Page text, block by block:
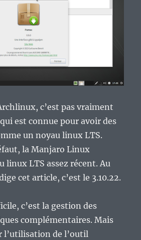
c’est pas vraiment
est connue pour avoir des
un noyau linux LTS.
la Manjaro Linux
linux LTS assez récent. Au
cet article, c’est le 3.10.22.
c’est la gestion des
complémentaires. Mais
l’utilisation de l’outil